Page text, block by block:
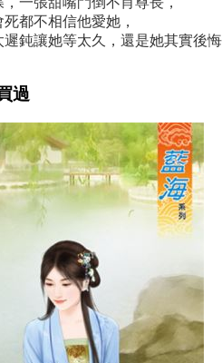
都不相信他愛她，
遲鈍讓她等太久，還是她其實後
過